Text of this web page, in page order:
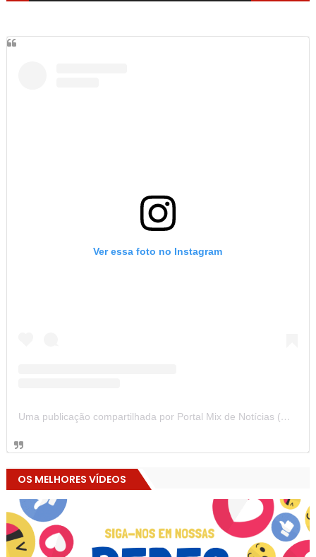
Ver essa foto no Instagram
Uma publicação compartilhada por Portal Mix de Notícias (@portalmixdenoticias)
OS MELHORES VÍDEOS